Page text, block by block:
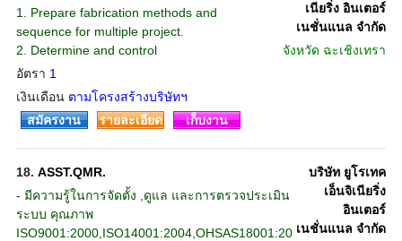
1. Prepare fabrication methods and
sequence for multiple project.
2. Determine and control
อัตรา 1
เงินเดือน ตามโครงสร้างบริษัทฯ
เนียริ่ง อินเตอร์
เนชั่นแนล จำกัด
จังหวัด ฉะเชิงเทรา
สมัครงาน รายละเอียด เก็บงาน
18. ASST.QMR.
- มีความรู้ในการจัดตั้ง ,ดูแล และการตรวจประเมิน
ระบบ คุณภาพ
ISO9001:2000,ISO14001:2004,OHSAS18001:20
บริษัท ยูโรเทค
เอ็นจิเนียริ่ง
อินเตอร์
เนชั่นแนล จำกัด